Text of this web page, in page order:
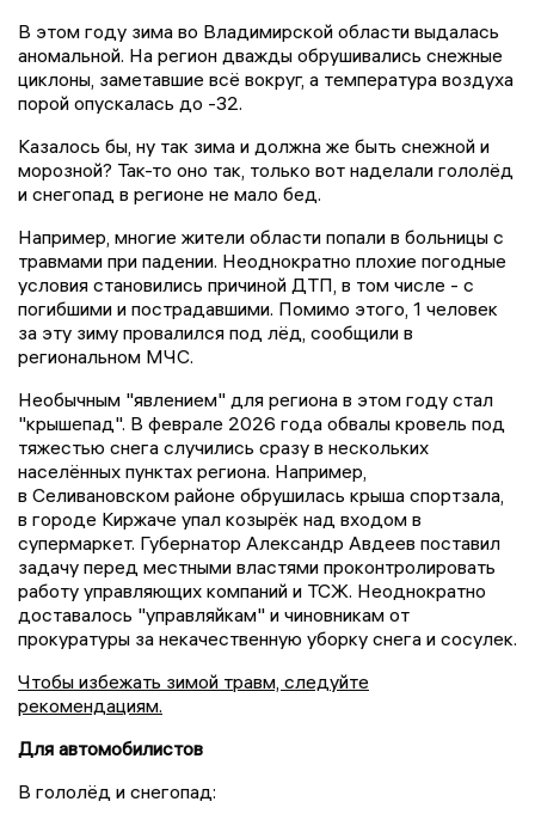
В этом году зима во Владимирской области выдалась
аномальной. На регион дважды обрушивались снежные
циклоны, заметавшие всё вокруг, а температура воздуха
порой опускалась до -32.
Казалось бы, ну так зима и должна же быть снежной и
морозной? Так-то оно так, только вот наделали гололёд
и снегопад в регионе не мало бед.
Например, многие жители области попали в больницы с
травмами при падении. Неоднократно плохие погодные
условия становились причиной ДТП, в том числе - с
погибшими и пострадавшими. Помимо этого, 1 человек
за эту зиму провалился под лёд, сообщили в
региональном МЧС.
Необычным "явлением" для региона в этом году стал
"крышепад". В феврале 2026 года обвалы кровель под
тяжестью снега случились сразу в нескольких
населённых пунктах региона. Например,
в Селивановском районе обрушилась крыша спортзала,
в городе Киржаче упал козырёк над входом в
супермаркет. Губернатор Александр Авдеев поставил
задачу перед местными властями проконтролировать
работу управляющих компаний и ТСЖ. Неоднократно
доставалось "управляйкам" и чиновникам от
прокуратуры за некачественную уборку снега и сосулек.
Чтобы избежать зимой травм, следуйте
рекомендациям.
Для автомобилистов
В гололёд и снегопад: